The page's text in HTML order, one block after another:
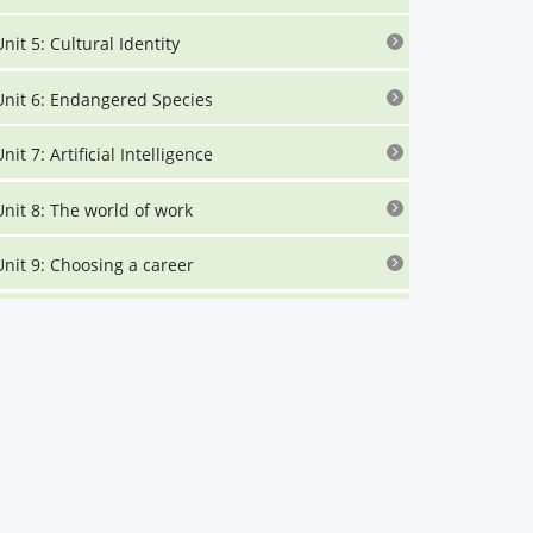
5: Cultural Identity
6: Endangered Species
7: Artificial Intelligence
8: The world of work
9: Choosing a career